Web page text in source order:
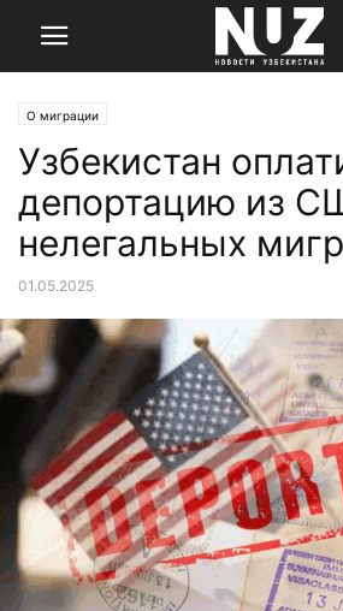
О миграции
Узбекистан
депортацию из
нелегальных
01.05.2025